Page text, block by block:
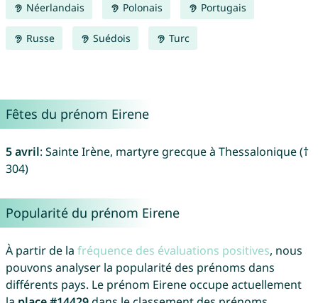
Néerlandais Polonais Portugais
Russe Suédois Turc
Fêtes du prénom Eirene
5 avril: Sainte Irène, martyre grecque à Thessalonique (†
304)
Popularité du prénom Eirene
À partir de la fréquence des évaluations positives, nous
pouvons analyser la popularité des prénoms dans
différents pays. Le prénom Eirene occupe actuellement